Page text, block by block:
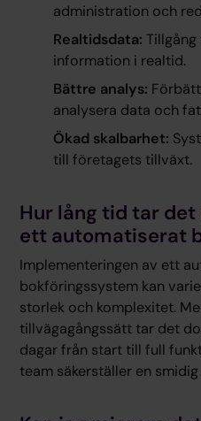
administration och
Realtidsdata:
information i realtid.
Bättre analys:
analysera data och
Ökad skalbarhet:
till företagets tillväxt.
Hur lång tid tar
ett automatiserat
Implementeringen av ett
bokföringssystem kan
storlek och komplexitet.
tillvägagångssätt tar det
dagar från start till full
team säkerställer en